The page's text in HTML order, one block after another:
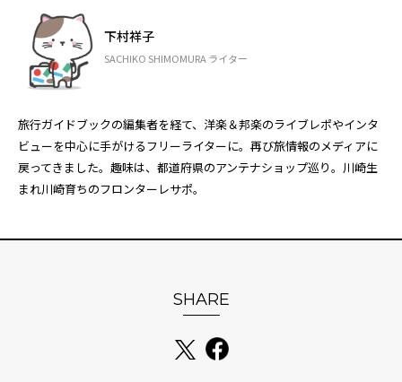
下村祥子
SACHIKO SHIMOMURA ライター
旅行ガイドブックの編集者を経て、洋楽＆邦楽のライブレポやインタ
ビューを中心に手がけるフリーライターに。再び旅情報のメディアに
戻ってきました。趣味は、都道府県のアンテナショップ巡り。川崎生
まれ川崎育ちのフロンターレサポ。
SHARE